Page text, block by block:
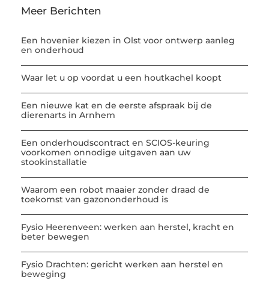
Meer Berichten
Een hovenier kiezen in Olst voor ontwerp aanleg
en onderhoud
Waar let u op voordat u een houtkachel koopt
Een nieuwe kat en de eerste afspraak bij de
dierenarts in Arnhem
Een onderhoudscontract en SCIOS-keuring
voorkomen onnodige uitgaven aan uw
stookinstallatie
Waarom een robot maaier zonder draad de
toekomst van gazononderhoud is
Fysio Heerenveen: werken aan herstel, kracht en
beter bewegen
Fysio Drachten: gericht werken aan herstel en
beweging